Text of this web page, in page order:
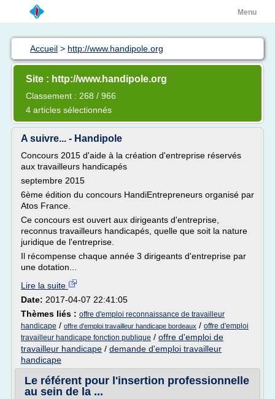
Menu
Accueil > http://www.handipole.org
Site : http://www.handipole.org
Classement : 268 / 966
4 articles sélectionnés
A suivre... - Handipole
Concours 2015 d'aide à la création d'entreprise réservés
aux travailleurs handicapés
septembre 2015
6ème édition du concours HandiEntrepreneurs organisé par
Atos France.
Ce concours est ouvert aux dirigeants d'entreprise,
reconnus travailleurs handicapés, quelle que soit la nature
juridique de l'entreprise.
Il récompense chaque année 3 dirigeants d'entreprise par
une dotation...
Lire la suite
Date: 2017-04-07 22:41:05
Thèmes liés : offre d'emploi reconnaissance de travailleur
handicape / offre d'emploi travailleur handicape bordeaux / offre d'emploi
travailleur handicape fonction publique / offre d'emploi de
travailleur handicape / demande d'emploi travailleur
handicape
Le référent pour l'insertion professionnelle
au sein de la ...